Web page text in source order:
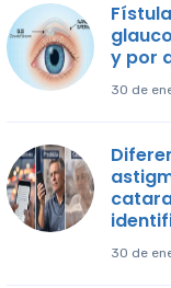
y por
30 de
30 de